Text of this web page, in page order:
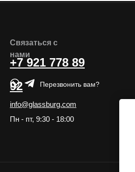
Связаться с
нами
info@glassburg.com
Пн - пт, 9:30 - 18:00
Перезвонить вам?
+7 921 778 89
92